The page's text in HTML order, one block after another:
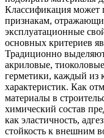
Классификация может
признакам,
эксплуатационные
основных критериев
Традиционно
акриловые,
герметики, каждый из
характеристик. Как
материалы в
химический состав
как эластичность,
стойкость к внешним